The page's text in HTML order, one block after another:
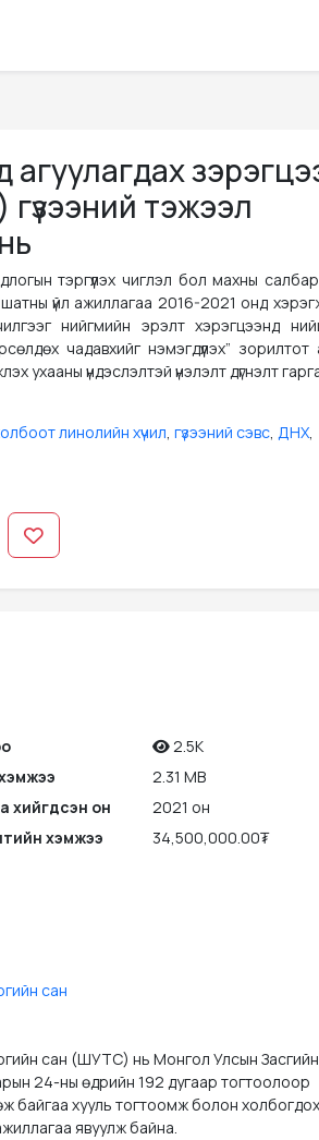
тэжээл
тэргүүлэх чиглэл бол махны
үйл ажиллагаа 2016-2021 онд
нийгмийн эрэлт хэрэгцээнд
чадавхийг нэмэгдүүлэх” зорилтот
үндэслэлтэй үнэлэлт дүгнэлт
линолийн хүчил, гүзээний сэвс, ДНХ,
2.5K
2.31 MB
хийгдсэн он
2021 он
хэмжээ 34,500,000.00₮
сан
сан (ШУТС) нь Монгол Улсын Засгийн
24-ны өдрийн 192 дугаар тогтоолоор
байгаа хууль тогтоомж болон холбогдох
явуулж байна.